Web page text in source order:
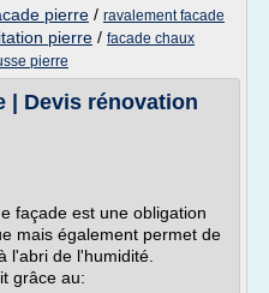
pierre / ravalement facade
pierre / facade chaux
pierre
| Devis rénovation
façade est une obligation
mais également permet de
l'abri de l'humidité.
grâce au: